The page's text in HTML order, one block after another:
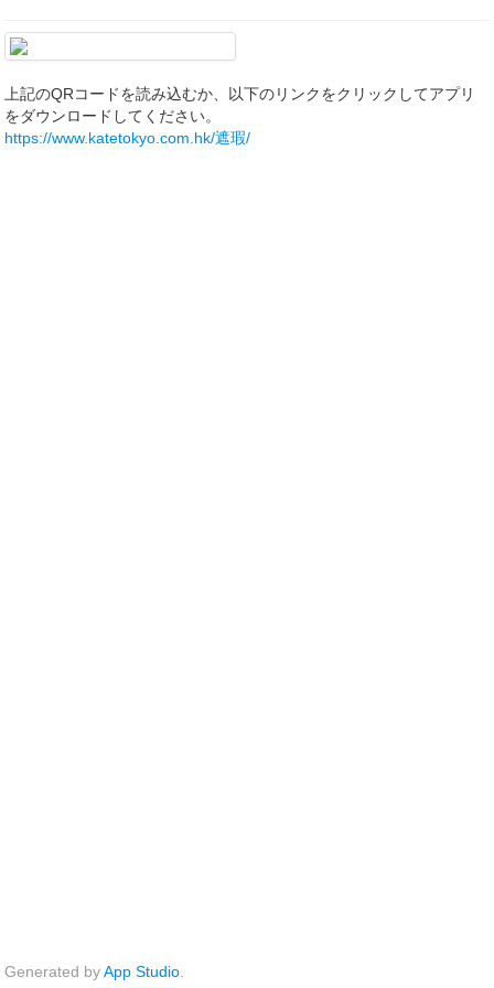
上記のQRコードを読み込むか、以下のリンクをクリックしてアプリ
をダウンロードしてください。
https://www.katetokyo.com.hk/遮瑕/
Generated byApp Studio